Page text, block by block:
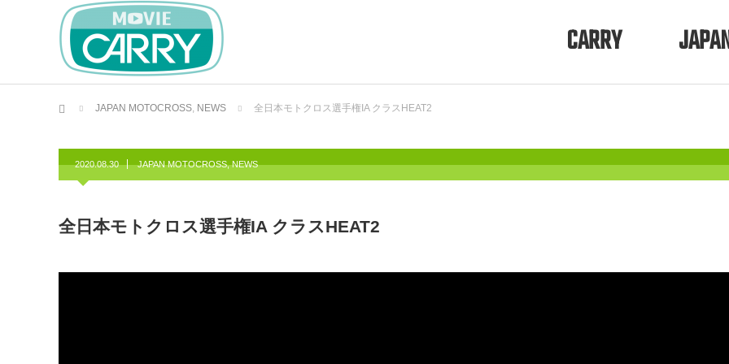
CARRY
ホーム JAPAN MOTOCROSS, NEWS 全日本モトクロス選手権IA クラスHEAT2
2020.08.30 JAPAN MOTOCROSS,NEWS
全日本モトクロス選手権IA クラスHEAT2